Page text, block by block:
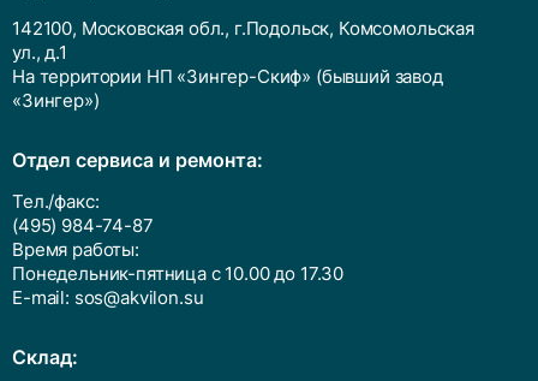
142100, Московская обл., г.Подольск, Комсомольская
ул., д.1
На территории НП «Зингер-Скиф» (бывший завод
«Зингер»)
Отдел сервиса и ремонта:
Тел./факс:
(495) 984-74-87
Время работы:
Понедельник-пятница с 10.00 до 17.30
E-mail: sos@akvilon.su
Cклад: